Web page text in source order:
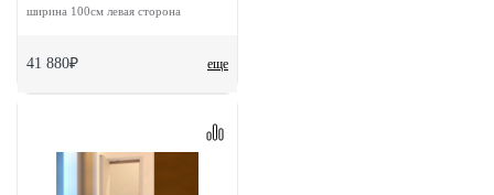
еще
ширина 100см левая сторона
41 880₽